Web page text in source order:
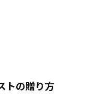
トの贈り方